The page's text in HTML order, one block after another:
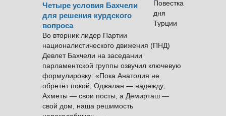
Четыре условия Бахчели
для решения курдского
вопроса
Во вторник лидер Партии
националистического движения (ПНД)
Девлет Бахчели на заседании
парламентской группы озвучил ключевую
формулировку: «Пока Анатолия не
обретёт покой, Оджалан — надежду,
Ахметы — свои посты, а Демирташ —
свой дом, наша решимость